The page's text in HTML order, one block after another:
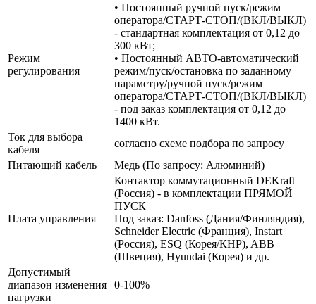
Режим
регулирования
• Постоянный ручной пуск/режим
оператора/СТАРТ-СТОП/(ВКЛ/ВЫКЛ)
- стандартная комплектация от 0,12 до
300 кВт;
• Постоянный АВТО-автоматический
режим/пуск/остановка по заданному
параметру/ручной пуск/режим
оператора/СТАРТ-СТОП/(ВКЛ/ВЫКЛ)
- под заказ комплектация от 0,12 до
1400 кВт.
Ток для выбора
кабеля
согласно схеме подбора по запросу
Питающий кабель
Медь (По запросу: Алюминий)
Плата управления
Контактор коммутационный DEKraft
(Россия) - в комплектации ПРЯМОЙ
ПУСК
Под заказ: Danfoss (Дания/Финляндия),
Schneider Electric (Франция), Instart
(Россия), ESQ (Корея/КНР), ABB
(Швеция), Hyundai (Корея) и др.
Допустимый
диапазон изменения
нагрузки
0-100%